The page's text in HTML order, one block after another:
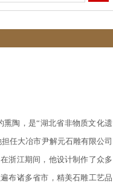
熏陶，是“湖北省非物质文化遗
任大冶市尹解元石雕有限公司
浙江期间，他设计制作了众多
布诸多省市，精美石雕工艺品